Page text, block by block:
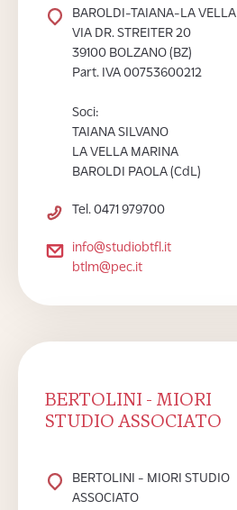
BAROLDI-TAIANA-LA VELLA
VIA DR. STREITER 20
39100 BOLZANO (BZ)
Part. IVA 00753600212
Soci:
TAIANA SILVANO
LA VELLA MARINA
BAROLDI PAOLA (CdL)
Tel. 0471 979700
info@studiobtfl.it
btlm@pec.it
BERTOLINI - MIORI
STUDIO ASSOCIATO
BERTOLINI - MIORI STUDIO
ASSOCIATO